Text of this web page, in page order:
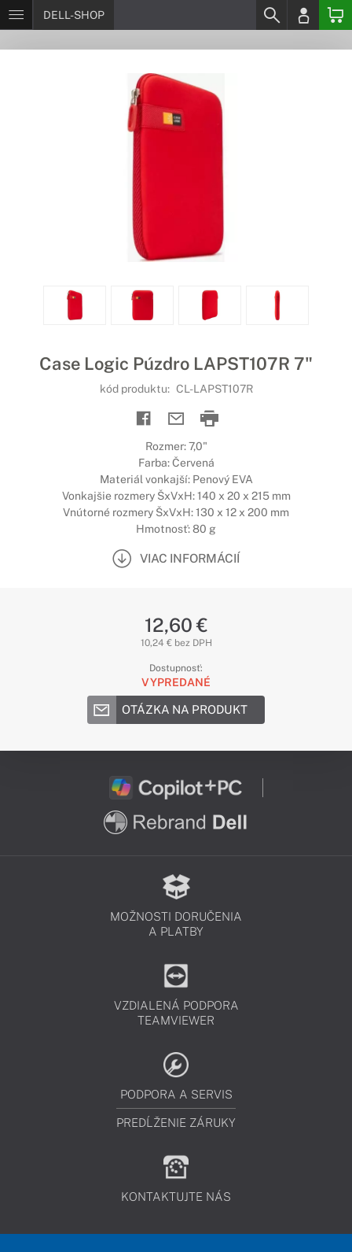
DELL-SHOP
Case Logic Púzdro LAPST107R 7"
kód produktu: CL-LAPST107R
Rozmer: 7,0"
Farba: Červená
Materiál vonkajší: Penový EVA
Vonkajšie rozmery ŠxVxH: 140 x 20 x 215 mm
Vnútorné rozmery ŠxVxH: 130 x 12 x 200 mm
Hmotnosť: 80 g
VIAC INFORMÁCIÍ
12,60 €
10,24 € bez DPH
Dostupnosť:
VYPREDANÉ
OTÁZKA NA PRODUKT
MOŽNOSTI DORUČENIA
A PLATBY
VZDIALENÁ PODPORA
TEAMVIEWER
PODPORA A SERVIS
PREDĹŽENIE ZÁRUKY
KONTAKTUJTE NÁS